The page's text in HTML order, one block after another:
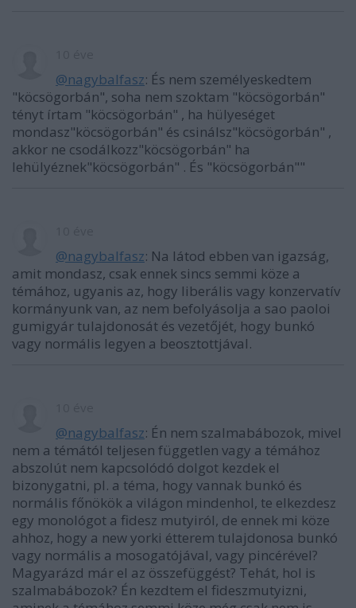
@nagybalfasz: És nem személyeskedtem
"köcsögorbán", soha nem szoktam "köcsögorbán"
tényt írtam "köcsögorbán" , ha hülyeséget
mondasz"köcsögorbán" és csinálsz"köcsögorbán" ,
akkor ne csodálkozz"köcsögorbán" ha
lehülyéznek"köcsögorbán" . És "köcsögorbán""
@nagybalfasz: Na látod ebben van igazság,
amit mondasz, csak ennek sincs semmi köze a
témához, ugyanis az, hogy liberális vagy konzervatív
kormányunk van, az nem befolyásolja a sao paoloi
gumigyár tulajdonosát és vezetőjét, hogy bunkó
vagy normális legyen a beosztottjával.
@nagybalfasz: Én nem szalmabábozok, mivel
nem a témától teljesen független vagy a témához
abszolút nem kapcsolódó dolgot kezdek el
bizonygatni, pl. a téma, hogy vannak bunkó és
normális főnökök a világon mindenhol, te elkezdesz
egy monológot a fidesz mutyiról, de ennek mi köze
ahhoz, hogy a new yorki étterem tulajdonosa bunkó
vagy normális a mosogatójával, vagy pincérével?
Magyarázd már el az összefüggést? Tehát, hol is
szalmabábozok? Én kezdtem el fideszmutyizni,